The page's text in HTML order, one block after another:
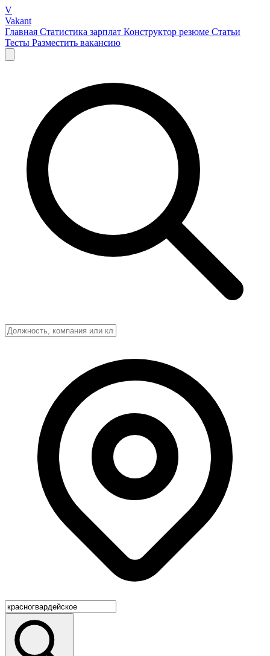
V
Vakant
Главная Статистика зарплат Конструктор резюме Статьи
Тесты Разместить вакансию